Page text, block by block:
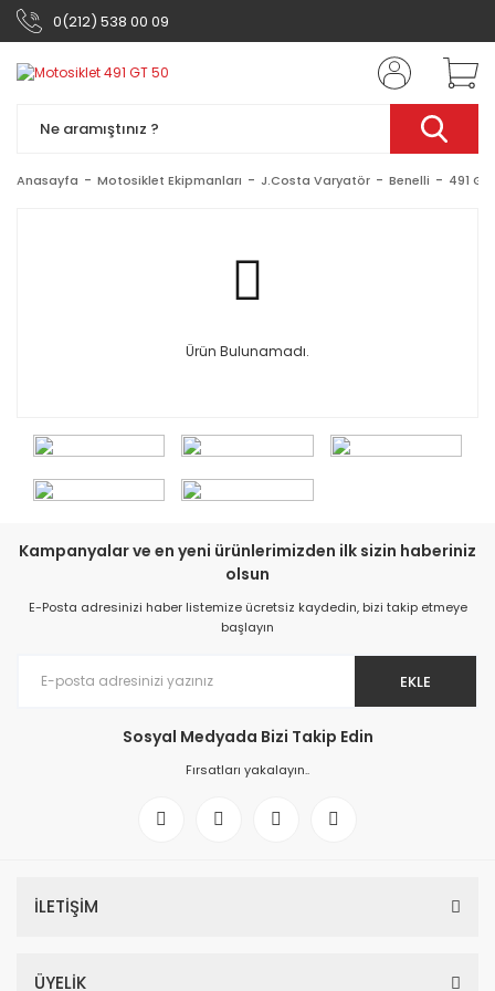
0(212) 538 00 09
Anasayfa Motosiklet Ekipmanları J.Costa Varyatör Benelli 491 GT
Ürün Bulunamadı.
Kampanyalar ve en yeni ürünlerimizden ilk sizin haberiniz
olsun
E-Posta adresinizi haber listemize ücretsiz kaydedin, bizi takip etmeye
başlayın
EKLE
Sosyal Medyada Bizi Takip Edin
Fırsatları yakalayın..
İLETİŞİM
ÜYELİK